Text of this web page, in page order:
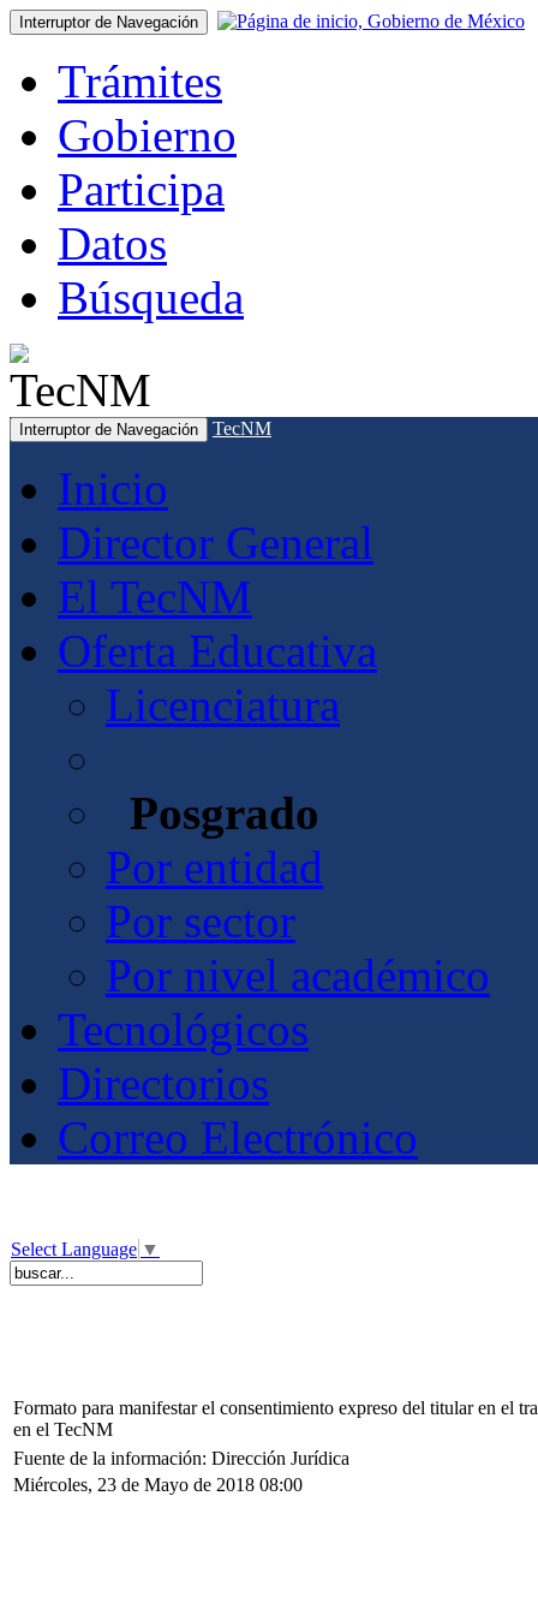
Interruptor de Navegación
Trámites
Gobierno
Participa
Datos
Búsqueda
Interruptor de Navegación TecNM
Inicio
Director General
El TecNM
Oferta Educativa
Licenciatura
Posgrado
Por entidad
Por sector
Por nivel académico
Tecnológicos
Directorios
Correo Electrónico
Select Language ▼
Formato para manifestar el consentimiento expreso del titular en el
en el TecNM
Fuente de la información: Dirección Jurídica
Miércoles, 23 de Mayo de 2018 08:00